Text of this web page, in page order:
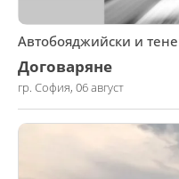
Автобояджийски и
Договаряне
гр. София, 06 август